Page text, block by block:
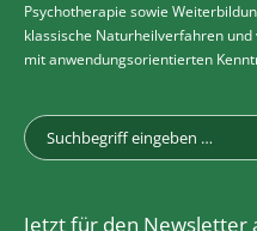
Psychotherapie sowie
klassische Naturheilverfahren
mit anwendungsorientierten
Jetzt für den Newsletter